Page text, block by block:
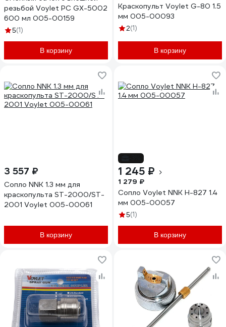
резьбой Voylet РС GX-5002
600 мл 005-00159
5(1)
В корзину
Краскопульт Voylet G-80 1.5
мм 005-00093
2(1)
В корзину
3 557 ₽
Сопло NNK 1.3 мм для
краскопульта ST-2000/ST-
2001 Voylet 005-00061
В корзину
1 245 ₽
1 279 ₽
Сопло Voylet NNK H-827 1.4
мм 005-00057
5(1)
В корзину